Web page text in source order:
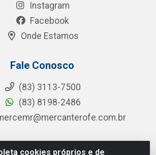
cookies próprios e de
Instagram
Facebook
Onde Estamos
Fale Conosco
(83) 3113-7500
(83) 8198-2486